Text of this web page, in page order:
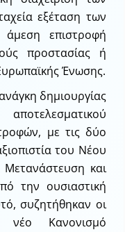
εξέταση των
επιστροφή
προστασίας ή
Ένωσης.
δημιουργίας
με τις δύο
του Νέου
και
την ουσιαστική
συζητήθηκαν οι
Κανονισμό